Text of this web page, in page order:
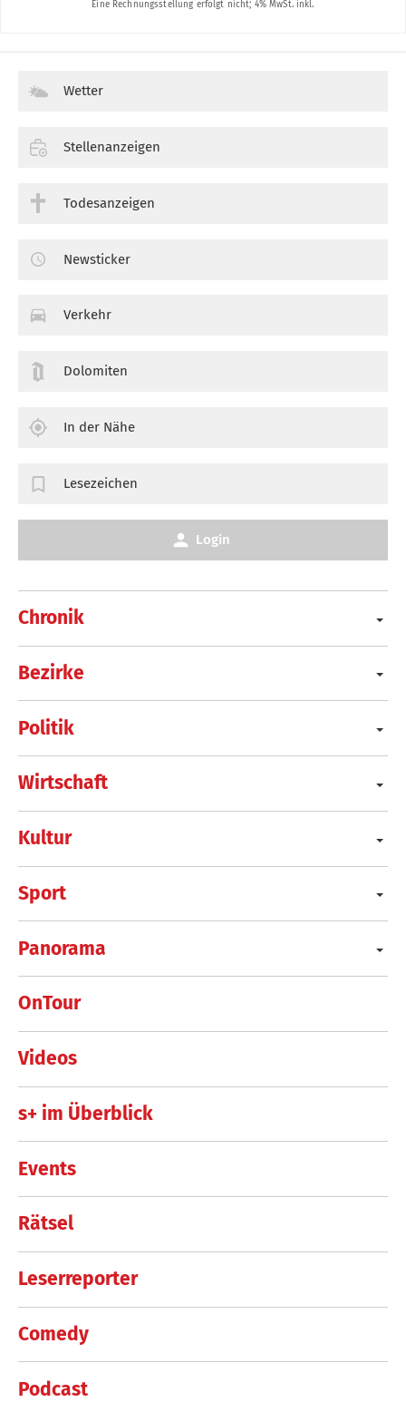
Chronik
Bezirke
Politik
Wirtschaft
Kultur
Sport
Panorama
OnTour
Videos
s+ im Überblick
Events
Rätsel
Leserreporter
Comedy
Podcast
Wetter
Stellenanzeigen
Todesanzeigen
Newsticker
Verkehr
Dolomiten
In der Nähe
Lesezeichen
Login